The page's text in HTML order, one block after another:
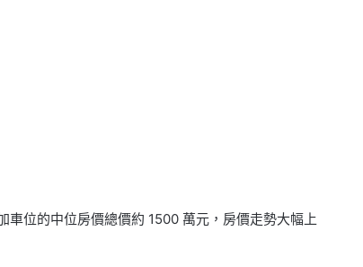
位的中位房價總價約 1500 萬元，房價走勢大幅上